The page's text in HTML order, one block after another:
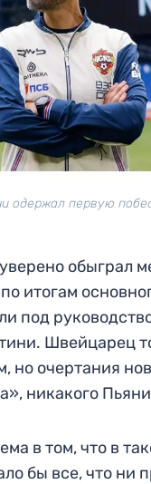
одержал первую
обыграл
итогам
под
Швейцарец
но очертания
никакого
в том, что в
бы все, что ни